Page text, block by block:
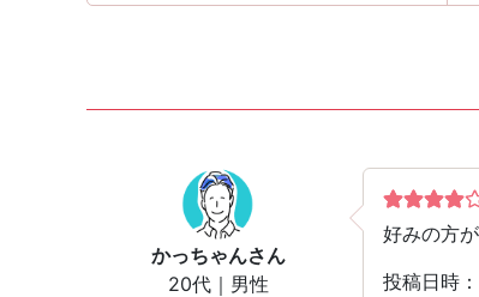
かっちゃんさん
20代｜男性
好みの方
投稿日時